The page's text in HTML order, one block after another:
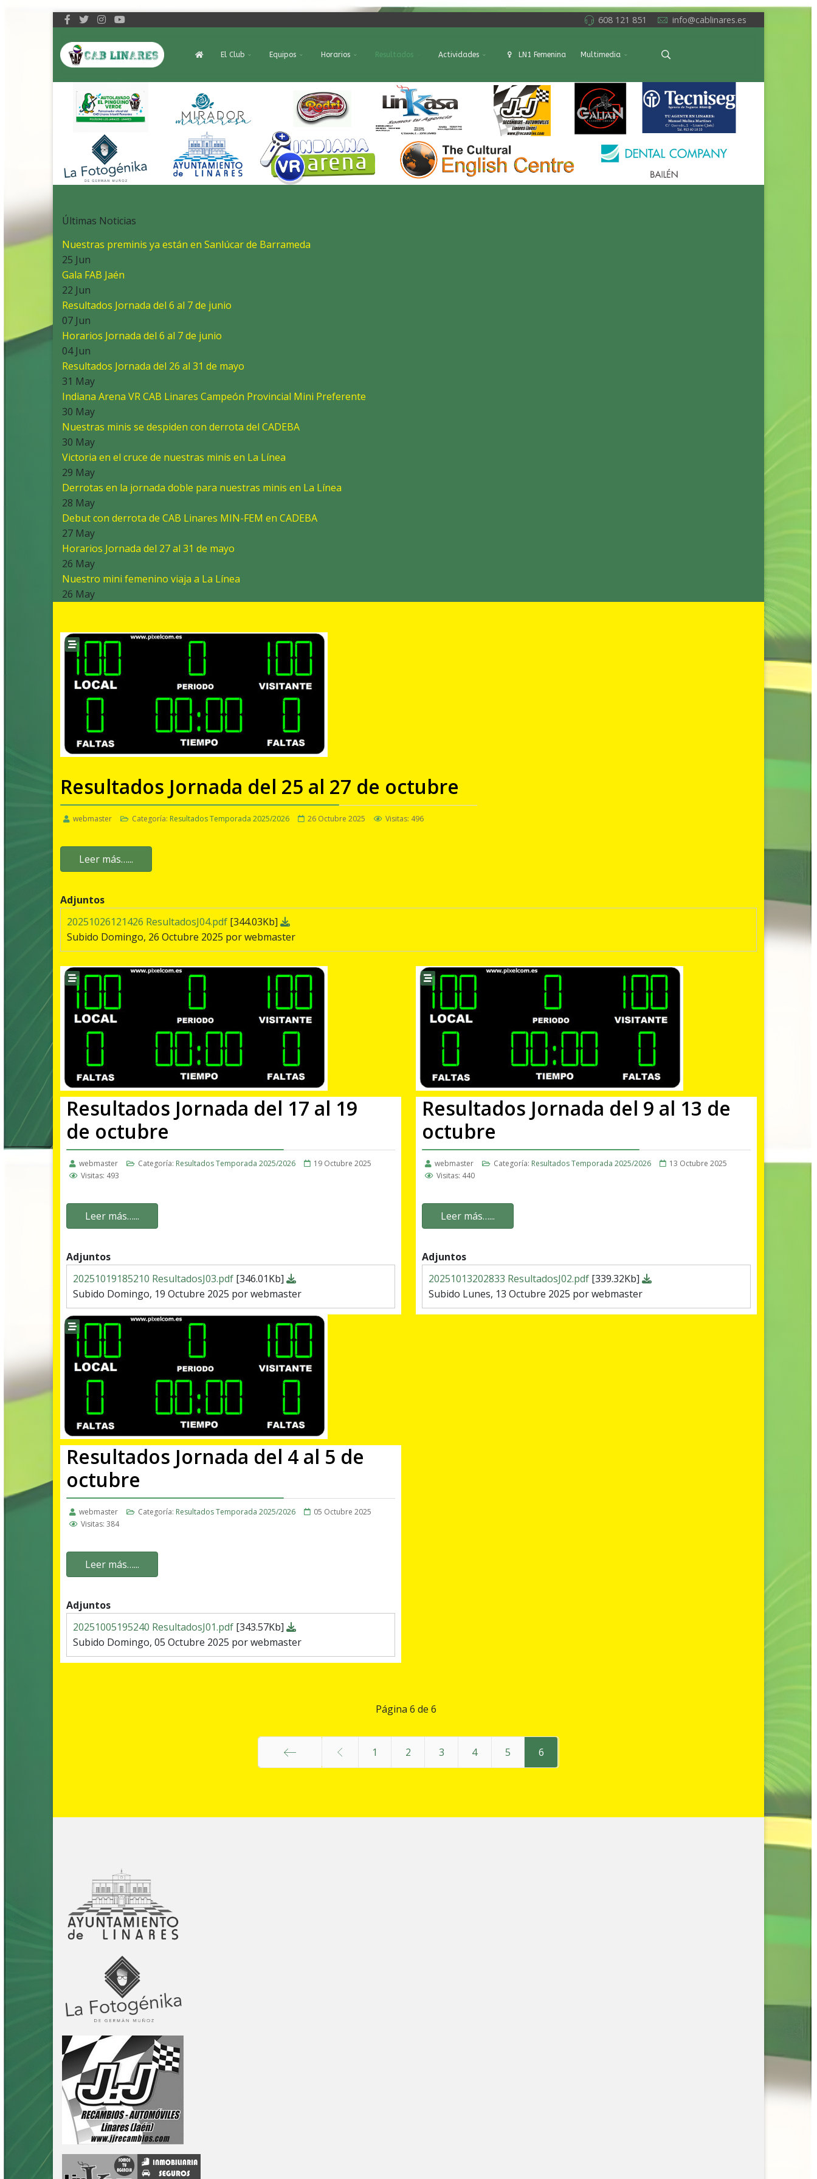
608 121 851 info@cablinares.es
El Club Equipos Horarios Resultados Actividades LN1 Femenina Multimedia
Últimas Noticias
Nuestras preminis ya están en Sanlúcar de Barrameda
25 Jun
Gala FAB Jaén
22 Jun
Resultados Jornada del 6 al 7 de junio
07 Jun
Horarios Jornada del 6 al 7 de junio
04 Jun
Resultados Jornada del 26 al 31 de mayo
31 May
Indiana Arena VR CAB Linares Campeón Provincial Mini Preferente
30 May
Nuestras minis se despiden con derrota del CADEBA
30 May
Victoria en el cruce de nuestras minis en La Línea
29 May
Derrotas en la jornada doble para nuestras minis en La Línea
28 May
Debut con derrota de CAB Linares MIN-FEM en CADEBA
27 May
Horarios Jornada del 27 al 31 de mayo
26 May
Nuestro mini femenino viaja a La Línea
26 May
Resultados Jornada del 25 al 27 de octubre
webmaster Categoría: Resultados Temporada 2025/2026 26 Octubre 2025 Visitas: 496
Leer más…...
Adjuntos
20251026121426 ResultadosJ04.pdf [344.03Kb]
Subido Domingo, 26 Octubre 2025 por webmaster
Resultados Jornada del 17 al 19
de octubre
webmaster Categoría: Resultados Temporada 2025/2026
19 Octubre 2025
Visitas: 493
Leer más…...
Adjuntos
20251019185210 ResultadosJ03.pdf [346.01Kb]
Subido Domingo, 19 Octubre 2025 por webmaster
Resultados Jornada del 9 al 13 de
octubre
webmaster Categoría: Resultados Temporada 2025/2026
13 Octubre 2025
Visitas: 440
Leer más…...
Adjuntos
20251013202833 ResultadosJ02.pdf [339.32Kb]
Subido Lunes, 13 Octubre 2025 por webmaster
Resultados Jornada del 4 al 5 de
octubre
webmaster Categoría: Resultados Temporada 2025/2026
05 Octubre 2025
Visitas: 384
Leer más…...
Adjuntos
20251005195240 ResultadosJ01.pdf [343.57Kb]
Subido Domingo, 05 Octubre 2025 por webmaster
Página 6 de 6
1 2 3 4 5 6